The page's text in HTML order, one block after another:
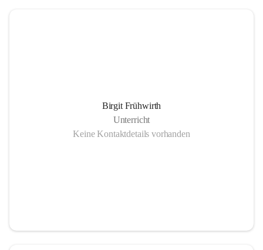
Birgit Frühwirth
Unterricht
Keine Kontaktdetails vorhanden